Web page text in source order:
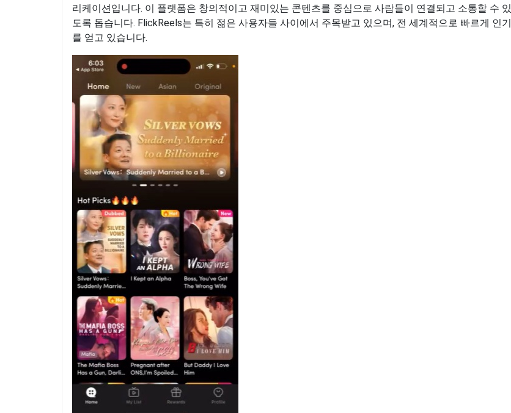
리케이션입니다. 이 플랫폼은 창의적이고 재미있는 콘텐츠를 중심으로 사람들이 연결되고 소통할 수 있
도록 돕습니다. FlickReels는 특히 젊은 사용자들 사이에서 주목받고 있으며, 전 세계적으로 빠르게 인기
를 얻고 있습니다.